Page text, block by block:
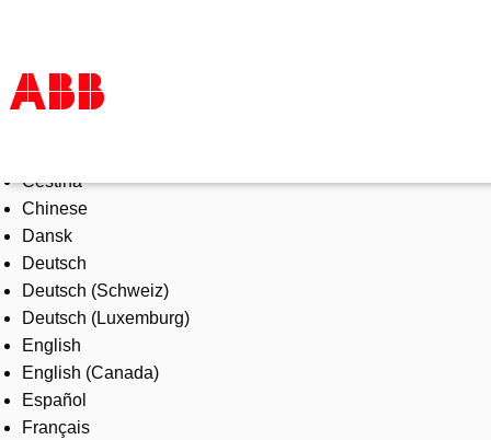
Products & Solutions
Industries
Services
About us
Where to buy
Contact us
Careers
Čeština
Chinese
Dansk
Deutsch
Deutsch (Schweiz)
Deutsch (Luxemburg)
English
English (Canada)
Español
Français